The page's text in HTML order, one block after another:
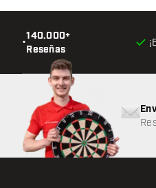
•
140.000+
Reseñas